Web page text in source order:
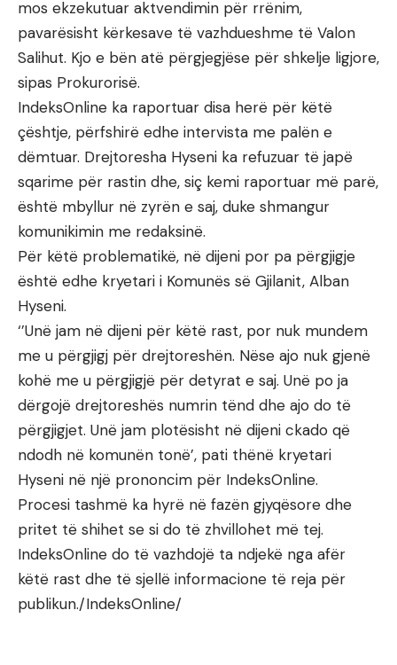
mos ekzekutuar aktvendimin për rrënim,
pavarësisht kërkesave të vazhdueshme të Valon
Salihut. Kjo e bën atë përgjegjëse për shkelje ligjore,
sipas Prokurorisë.
IndeksOnline ka raportuar disa herë për këtë
çështje, përfshirë edhe intervista me palën e
dëmtuar. Drejtoresha Hyseni ka refuzuar të japë
sqarime për rastin dhe, siç kemi raportuar më parë,
është mbyllur në zyrën e saj, duke shmangur
komunikimin me redaksinë.
Për këtë problematikë, në dijeni por pa përgjigje
është edhe kryetari i Komunës së Gjilanit, Alban
Hyseni.
‘’Unë jam në dijeni për këtë rast, por nuk mundem
me u përgjigj për drejtoreshën. Nëse ajo nuk gjenë
kohë me u përgjigjë për detyrat e saj. Unë po ja
dërgojë drejtoreshës numrin tënd dhe ajo do të
përgjigjet. Unë jam plotësisht në dijeni ckado që
ndodh në komunën tonë’, pati thënë kryetari
Hyseni në një prononcim për IndeksOnline.
Procesi tashmë ka hyrë në fazën gjyqësore dhe
pritet të shihet se si do të zhvillohet më tej.
IndeksOnline do të vazhdojë ta ndjekë nga afër
këtë rast dhe të sjellë informacione të reja për
publikun./IndeksOnline/